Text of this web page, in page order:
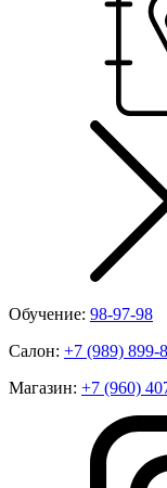
Обучение: 98-97-98
Салон: +7 (989) 899-
Магазин: +7 (960)